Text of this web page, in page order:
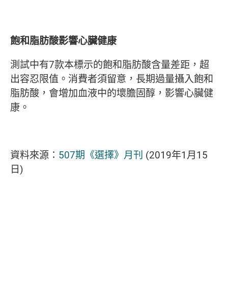
飽和脂肪酸影響心臟健康
測試中有7款本標示的飽和脂肪酸含量差距，超
出容忍限值。消費者須留意，長期過量攝入飽和
脂肪酸，會增加血液中的壞膽固醇，影響心臟健
康。
資料來源： 507期《選擇》月刊 (2019年1月15
日)